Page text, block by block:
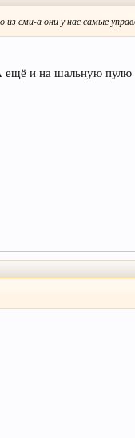
сми-а они у нас самые
ещё и на шальную